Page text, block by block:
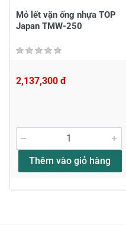
Mỏ lết vặn ống nhựa TOP
Japan TMW-250
2,137,300 đ
Thêm vào giỏ hàng